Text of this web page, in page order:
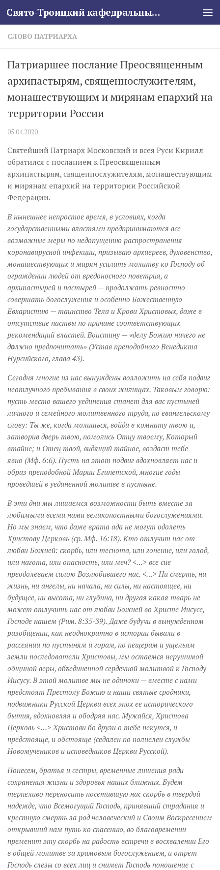
Skip to content Свято-Троицкий кафедральный собор
СЛОВО ПАТРИАРХА
Патриаршее послание Преосвященным
архипастырям, священнослужителям,
монашествующим и мирянам епархий на
территории России
05.04.2020
Святейший Патриарх Московский и всея Руси Кирилл
обратился с посланием к Преосвященным
архипастырям, священнослужителям, монашествующим
и мирянам епархий на территории Российской
Федерации.
В нынешнее непростое время, в условиях, когда
государственными властями предпринимаются все
возможные меры по недопущению распространения
коронавирусной инфекции, призываю архиереев, духовенство,
монашествующих и мирян усилить молитву ко Господу об
ограждении людей от вредоносного поветрия, а
архипастырей и пастырей — продолжать ревностно
совершать богослужения и особенно Божественную
Евхаристию — таинство Тела и Крови Христовых, даже в
отсутствие паствы по причине соответствующих
рекомендаций властей. Воистину — «делу Божию ничего не
должно предпочитать» (Устав преподобного Венедикта
Нурсийского, глава 43).
Сегодня многие из нас вынуждены возложить на себя подвиг
неотлучного пребывания в своих жилищах. Таковым говорю:
пусть место вашего уединения станет для вас пустыней
личного и семейного молитвенного труда, по евангельскому
слову: Ты же, когда молишься, войди в комнату твою и,
затворив дверь твою, помолись Отцу твоему, Который
втайне; и Отец твой, видящий тайное, воздаст тебе
явно (Мф. 6:6). Пусть на этот подвиг вдохновляет нас и
образ преподобной Марии Египетской, многие годы
проведшей в уединенной молитве в пустыне.
В эти дни мы лишаемся возможности быть вместе за
любимыми всеми нами великопостными богослужениями.
Но мы знаем, что даже врата ада не могут одолеть
Христову Церковь (ср. Мф. 16:18). Кто отлучит нас от
любви Божией: скорбь, или теснота, или гонение, или голод,
или нагота, или опасность, или меч? <…> все сие
преодолеваем силою Возлюбившего нас. <…> Ни смерть, ни
жизнь, ни ангелы, ни начала, ни силы, ни настоящее, ни
будущее, ни высота, ни глубина, ни другая какая тварь не
может отлучить нас от любви Божией во Христе Иисусе,
Господе нашем (Рим. 8:35-39). Даже будучи в вынужденном
разобщении, как неоднократно в истории бывали в
рассеянии по пустыням и горам, по пещерам и ущельям
земли последователи Христовы, мы остаемся нерушимой
общиной веры, объединенной сердечной молитвой к Господу
Иисусу. В этой молитве мы не одиноки — вместе с нами
предстоят Престолу Божию и наши святые сродники,
подвижники Русской Церкви всех эпох ее исторического
бытия, вдохновляя и ободряя нас. Мужайся, Христова
Церковь <…> Христови бо друзи о тебе пекутся, и
предстояще, и обстояще (седален по полиелеи службы
Новомучеников и исповедников Церкви Русской).
Понесем, братья и сестры, временные лишения ради
сохранения жизни и здоровья наших ближних. Будем
терпеливо переносить посетившую нас скорбь в твердой
надежде, что Всемогущий Господь, принявший страдания и
крестную смерть за род человеческий и Своим Воскресением
открывший нам путь ко спасению, во благовремении
пременит эту скорбь на радость встречи в восхвалении Его
в общей молитве за храмовым богослужением, и отрет
Господь слезы со всех лиц и снимет Господь поношение с